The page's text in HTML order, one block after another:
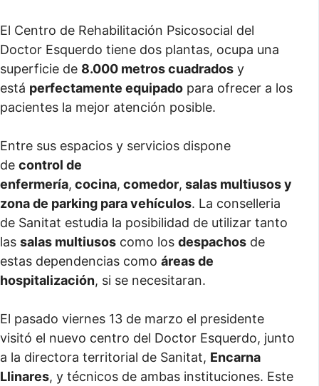
El Centro de Rehabilitación Psicosocial del
Doctor Esquerdo tiene dos plantas, ocupa una
superficie de 8.000 metros cuadrados y
está perfectamente equipado para ofrecer a los
pacientes la mejor atención posible.
Entre sus espacios y servicios dispone
de control de
enfermería, cocina, comedor, salas multiusos y
zona de parking para vehículos. La conselleria
de Sanitat estudia la posibilidad de utilizar tanto
las salas multiusos como los despachos de
estas dependencias como áreas de
hospitalización, si se necesitaran.
El pasado viernes 13 de marzo el presidente
visitó el nuevo centro del Doctor Esquerdo, junto
a la directora territorial de Sanitat, Encarna
Llinares, y técnicos de ambas instituciones. Este